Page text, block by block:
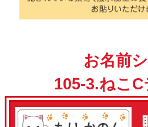
お名前
105-3.ねこ